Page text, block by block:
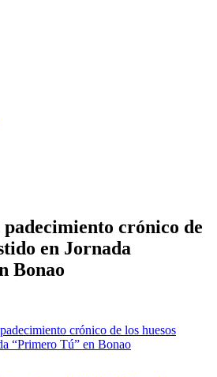
padecimiento crónico de
en Jornada
Bonao